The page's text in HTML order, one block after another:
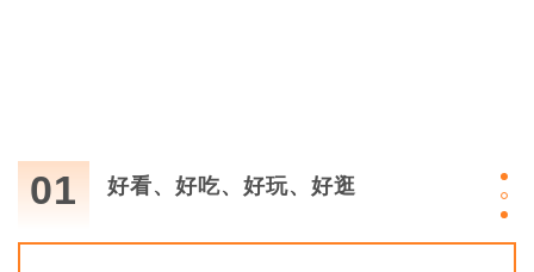
01 好看、好吃、好玩、好逛